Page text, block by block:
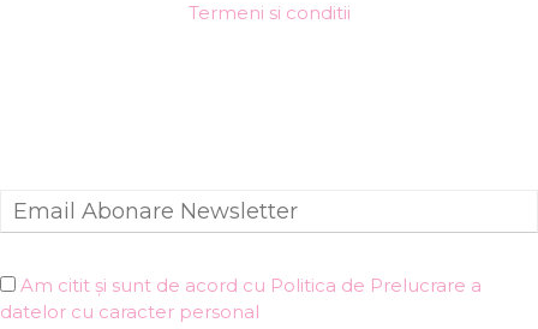
Termeni si conditii
Am citit și sunt de acord cu Politica de Prelucrare a
datelor cu caracter personal